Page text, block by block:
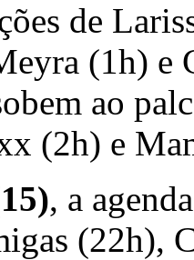
de
(1h) e
ao
(2h) e
, a
(22h),